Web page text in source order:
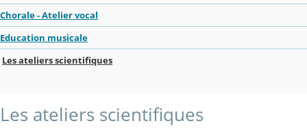
Chorale - Atelier vocal
Education musicale
Les ateliers scientifiques
Les ateliers scientifiques